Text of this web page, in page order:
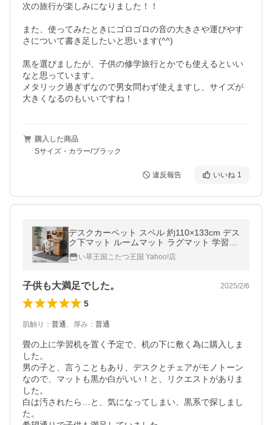
次の旅行が楽しみになりました！！
また、使ってみたときにゴロゴロの音の大きさや運びやす
さについて書き足したいと思います(^^)
黒を選びましたが、子供の修学旅行とかでも使えるといい
なと思っています。
メタリック過ぎずなので男女問わず使えますし、サイズが
大きくなるのもいいですね！
購入した商品
Sサイズ・カラー/ブラック
違反報告 いいね 1
デスクカーペット スペル 約110×133cm デス
ク下マット ルームマット ラグマット 学習机
子供部屋 撥水 洗える おしゃれ 無地 シンプ
ル デスク用 マット 書斎
い草王国こたつ王国 Yahoo!店
子供も大満足でした。 2025/2/6
5
肌触り ： 普通、 厚み ： 普通
畳の上に学習机を置く予定で、机の下に敷く為に購入しま
した。
男の子と、言うこともあり、デスクとチェアがモノトーン
なので、マットも黒か白がいい！と、リクエストがありま
した。
白は汚されたら…と、気になってしまい、黒系で探しまし
た。